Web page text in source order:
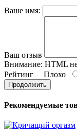
Ваше имя:
Ваш отзыв
Внимание: HTML
Рейтинг Плохо
Продолжить
Рекомендуемые